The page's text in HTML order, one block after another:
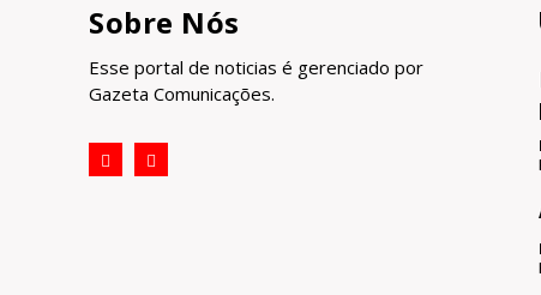
Sobre Nós
Esse portal de noticias é gerenciado por
Gazeta Comunicações.